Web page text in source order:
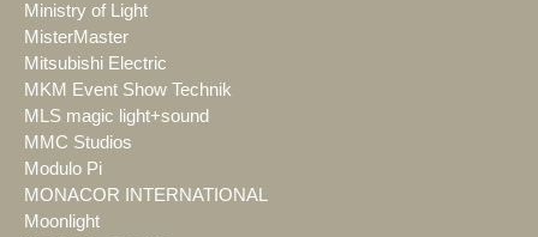
Ministry of Light
MisterMaster
Mitsubishi Electric
MKM Event Show Technik
MLS magic light+sound
MMC Studios
Modulo Pi
MONACOR INTERNATIONAL
Moonlight